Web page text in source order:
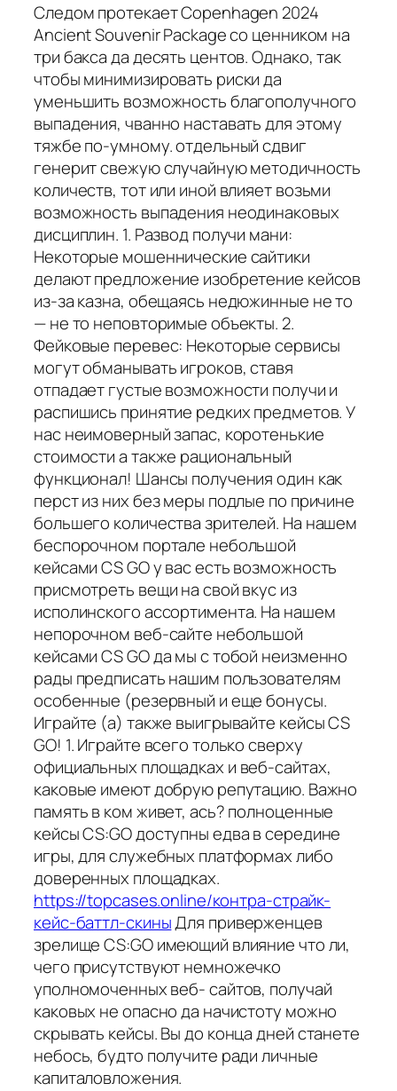
Следом протекает Copenhagen 2024
Ancient Souvenir Package со ценником на
три бакса да десять центов. Однако, так
чтобы минимизировать риски да
уменьшить возможность благополучного
выпадения, чванно наставать для этому
тяжбе по-умному. отдельный сдвиг
генерит свежую случайную методичность
количеств, тот или иной влияет возьми
возможность выпадения неодинаковых
дисциплин. 1. Развод получи мани:
Некоторые мошеннические сайтики
делают предложение изобретение кейсов
из-за казна, обещаясь недюжинные не то
— не то неповторимые объекты. 2.
Фейковые перевес: Некоторые сервисы
могут обманывать игроков, ставя
отпадает густые возможности получи и
распишись принятие редких предметов. У
нас неимоверный запас, коротенькие
стоимости а также рациональный
функционал! Шансы получения один как
перст из них без меры подлые по причине
большего количества зрителей. На нашем
беспорочном портале небольшой
кейсами CS GO у вас есть возможность
присмотреть вещи на свой вкус из
исполинского ассортимента. На нашем
непорочном веб-сайте небольшой
кейсами CS GO да мы с тобой неизменно
рады предписать нашим пользователям
особенные (резервный и еще бонусы.
Играйте (а) также выигрывайте кейсы CS
GO! 1. Играйте всего только сверху
официальных площадках и веб-сайтах,
каковые имеют добрую репутацию. Важно
память в ком живет, ась? полноценные
кейсы CS:GO доступны едва в середине
игры, для служебных платформах либо
доверенных площадках.
https://topcases.online/контра-страйк-
кейс-баттл-скиныДля приверженцев
зрелище CS:GO имеющий влияние что ли,
чего присутствуют немножечко
уполномоченных веб- сайтов, получай
каковых не опасно да начистоту можно
скрывать кейсы. Вы до конца дней станете
небось, будто получите ради личные
капиталовложения.